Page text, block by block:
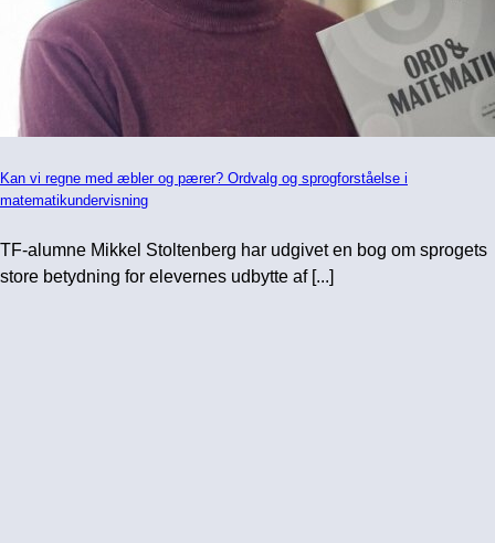
Kan vi regne med æbler og pærer? Ordvalg og sprogforståelse i
matematikundervisning
TF-alumne Mikkel Stoltenberg har udgivet en bog om sprogets
store betydning for elevernes udbytte af [...]